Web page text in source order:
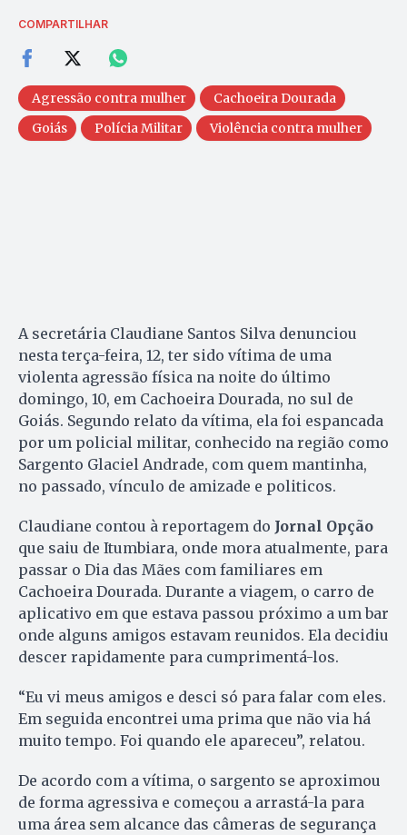
COMPARTILHAR
Agressão contra mulher
Cachoeira Dourada
Goiás
Polícia Militar Violência contra mulher
A secretária Claudiane Santos Silva denunciou
nesta terça-feira, 12, ter sido vítima de uma
violenta agressão física na noite do último
domingo, 10, em Cachoeira Dourada, no sul de
Goiás. Segundo relato da vítima, ela foi espancada
por um policial militar, conhecido na região como
Sargento Glaciel Andrade, com quem mantinha,
no passado, vínculo de amizade e politicos.
Claudiane contou à reportagem do Jornal Opção
que saiu de Itumbiara, onde mora atualmente, para
passar o Dia das Mães com familiares em
Cachoeira Dourada. Durante a viagem, o carro de
aplicativo em que estava passou próximo a um bar
onde alguns amigos estavam reunidos. Ela decidiu
descer rapidamente para cumprimentá-los.
“Eu vi meus amigos e desci só para falar com eles.
Em seguida encontrei uma prima que não via há
muito tempo. Foi quando ele apareceu”, relatou.
De acordo com a vítima, o sargento se aproximou
de forma agressiva e começou a arrastá-la para
uma área sem alcance das câmeras de segurança